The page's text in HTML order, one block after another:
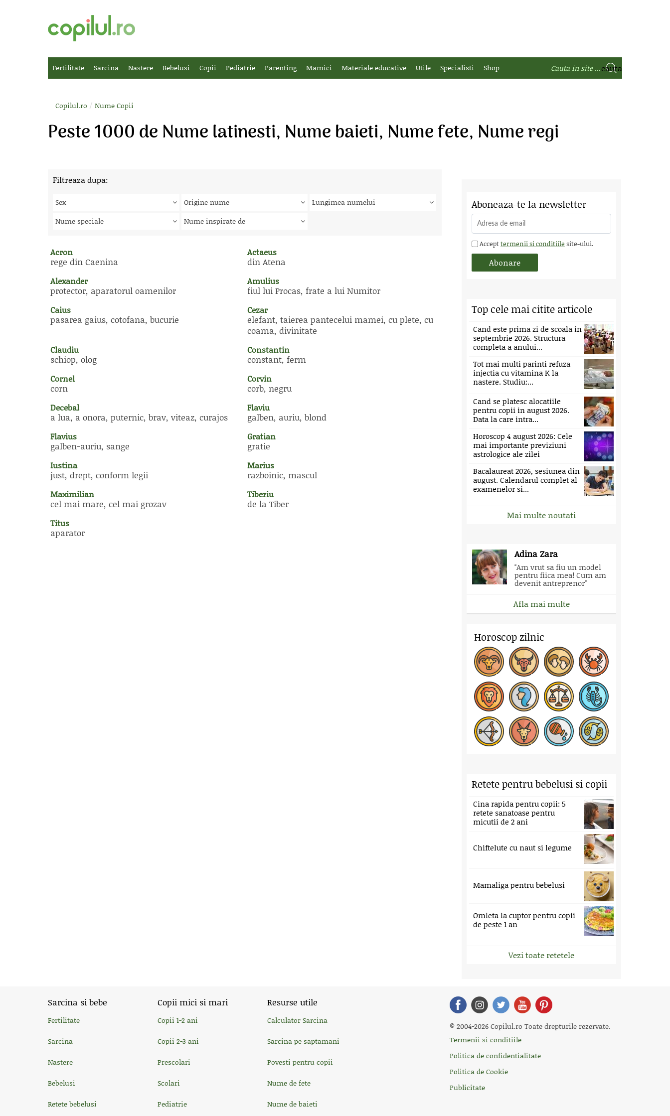
Fertilitate Sarcina Nastere Bebelusi Copii Pediatrie Parenting Mamici Materiale educative Utile Specialisti Shop
Copilul.ro / Nume Copii
Peste 1000 de Nume latinesti, Nume baieti, Nume fete, Nume regi
Filtreaza dupa:
Sex Origine nume
Lungimea numelui
Nume speciale
Nume inspirate de
Acron
rege din Caenina
Actaeus
din Atena
Alexander
protector, aparatorul oamenilor
Amulius
fiul lui Procas, frate a lui Numitor
Caius
pasarea gaius, cotofana, bucurie
Cezar
elefant, taierea pantecelui mamei, cu plete, cu
coama, divinitate
Claudiu
schiop, olog
Constantin
constant, ferm
Cornel
corn
Corvin
corb, negru
Decebal
a lua, a onora, puternic, brav, viteaz, curajos
Flaviu
galben, auriu, blond
Flavius
galben-auriu, sange
Gratian
gratie
Iustina
just, drept, conform legii
Marius
razboinic, mascul
Maximilian
cel mai mare, cel mai grozav
Tiberiu
de la Tiber
Titus
aparator
Aboneaza-te la newsletter
Accepttermenii si conditiile site-ului.
Top cele mai citite articole
Cand este prima zi de scoala in
septembrie 2026. Structura
completa a anului...
Tot mai multi parinti refuza
injectia cu vitamina K la
nastere. Studiu:...
Cand se platesc alocatiile
pentru copii in august 2026.
Data la care intra...
Horoscop 4 august 2026: Cele
mai importante previziuni
astrologice ale zilei
Bacalaureat 2026, sesiunea din
august. Calendarul complet al
examenelor si...
Mai multe noutati
Adina Zara
"Am vrut sa fiu un model
pentru fiica mea! Cum am
devenit antreprenor"
Afla mai multe
Horoscop zilnic
Retete pentru bebelusi si copii
Cina rapida pentru copii: 5
retete sanatoase pentru
micutii de 2 ani
Chiftelute cu naut si legume
Mamaliga pentru bebelusi
Omleta la cuptor pentru copii
de peste 1 an
Vezi toate retetele
Sarcina si bebe
Fertilitate
Sarcina
Nastere
Bebelusi
Retete bebelusi
Copii mici si mari
Copii 1-2 ani
Copii 2-3 ani
Prescolari
Scolari
Pediatrie
Resurse utile
Calculator Sarcina
Sarcina pe saptamani
Povesti pentru copii
Nume de fete
Nume de baieti
© 2004-2026 Copilul.ro Toate drepturile rezervate.
Termenii si conditiile
Politica de confidentialitate
Politica de Cookie
Publicitate